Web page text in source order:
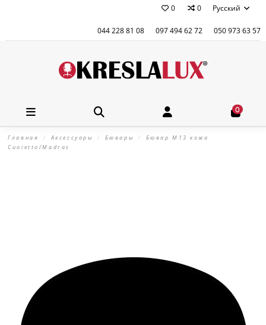
0 0 Русский
044 228 81 08 097 494 62 72 050 973 63 57
0
Главная Аксессуары Бювары
Бювар М13 кожа
Cuoietto/Madras